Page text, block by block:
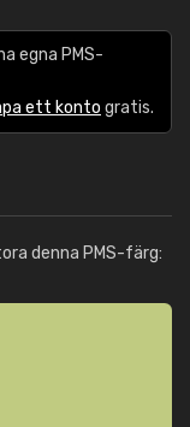
egna PMS-
ett konto gratis.
denna PMS-färg: